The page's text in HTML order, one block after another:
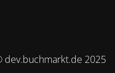
dev.buchmarkt.de 2025